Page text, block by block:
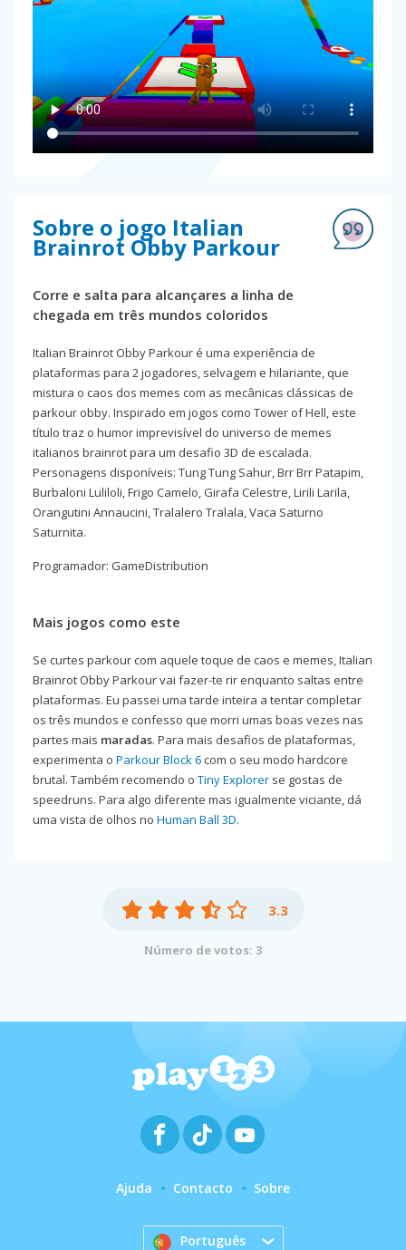
Sobre o jogo Italian
Brainrot Obby Parkour
Corre e salta para alcançares a linha de
chegada em três mundos coloridos
Italian Brainrot Obby Parkour é uma experiência de
plataformas para 2 jogadores, selvagem e hilariante, que
mistura o caos dos memes com as mecânicas clássicas de
parkour obby. Inspirado em jogos como Tower of Hell, este
título traz o humor imprevisível do universo de memes
italianos brainrot para um desafio 3D de escalada.
Personagens disponíveis: Tung Tung Sahur, Brr Brr Patapim,
Burbaloni Luliloli, Frigo Camelo, Girafa Celestre, Lirili Larila,
Orangutini Annaucini, Tralalero Tralala, Vaca Saturno
Saturnita.
Programador: GameDistribution
Mais jogos como este
Se curtes parkour com aquele toque de caos e memes, Italian
Brainrot Obby Parkour vai fazer-te rir enquanto saltas entre
plataformas. Eu passei uma tarde inteira a tentar completar
os três mundos e confesso que morri umas boas vezes nas
partes mais maradas. Para mais desafios de plataformas,
experimenta o Parkour Block 6 com o seu modo hardcore
brutal. Também recomendo o Tiny Explorer se gostas de
speedruns. Para algo diferente mas igualmente viciante, dá
uma vista de olhos no Human Ball 3D.
3.3
Número de votos: 3
Ajuda Contacto Sobre
Português